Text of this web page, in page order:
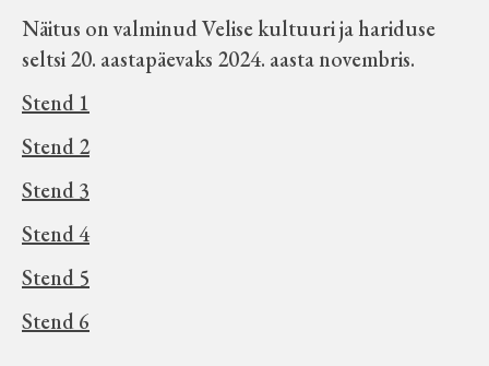
Tuletõrje
Õpperada
Muud koduloolist Velise mailt
Märjamaa ümbruse valdade
elanike nimekirjad seisuga
15.12.1938
Näitus on valminud Velise kultuuri ja hariduse
seltsi 20. aastapäevaks 2024. aasta novembris.
Stend 1
Stend 2
Stend 3
Stend 4
Stend 5
Stend 6